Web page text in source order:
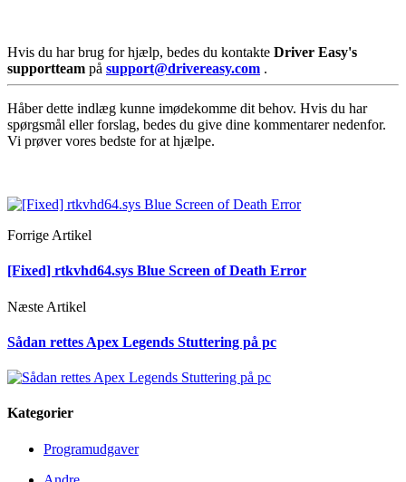
Hvis du har brug for hjælp, bedes du kontakte Driver Easy's
supportteam på support@drivereasy.com .
Håber dette indlæg kunne imødekomme dit behov. Hvis du har
spørgsmål eller forslag, bedes du give dine kommentarer nedenfor.
Vi prøver vores bedste for at hjælpe.
Forrige Artikel
[Fixed] rtkvhd64.sys Blue Screen of Death Error
Næste Artikel
Sådan rettes Apex Legends Stuttering på pc
Kategorier
Programudgaver